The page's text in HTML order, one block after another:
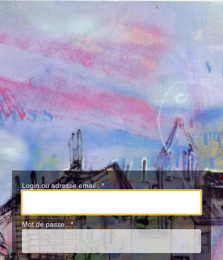
Login ou adresse email :*
Mot de passe :*